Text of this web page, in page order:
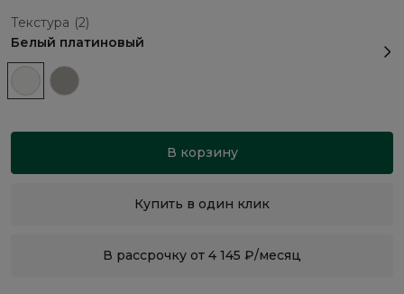
Текстура (2)
Белый платиновый
В корзину
Купить в один клик
В рассрочку от 4 145 ₽/месяц